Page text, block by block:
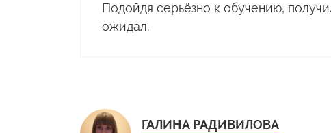
Подойдя серьёзно к обучению,
ожидал.
ГАЛИНА РАДИВИЛОВА